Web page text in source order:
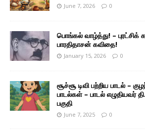
June 7, 2026 0
பொங்கல் வாழ்த்து! – புரட்சிக்
பாரதிதாசன் கவிதை!
January 15, 2026 0
சூச்சூ டிவி பற்றிய பாடல் –
பாடல்கள் – பாடல் எழுதியவர்
பகுதி
June 7, 2025 0